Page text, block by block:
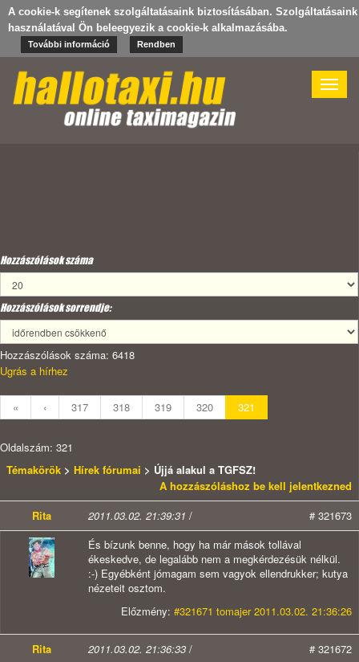
A cookie-k segítenek szolgáltatásaink biztosításában. Szolgáltatásaink
használatával Ön beleegyezik a cookie-k alkalmazásába.
További információ Rendben
Toggle
Hozzászólások száma
Hozzászólások sorrendje:
Hozzászólások száma: 6418
Ugrás a hírhez
« ‹ 317 318 319 320 321
Oldalszám: 321
Témakörök > Hírek fórumai > Újjá alakul a TGFSZ!
A hozzászóláshoz be kell jelentkezned
Rita
2011.03.02. 21:39:31 /
# 321673
És bízunk benne, hogy ha már mások tollával
ékeskedve, de legalább nem a megkérdezésük nélkül.
:-) Egyébként jómagam sem vagyok ellendrukker; kutya
nézeteit osztom.
Előzmény: #321671 tomajer 2011.03.02. 21:36:26
Rita 2011.03.02. 21:36:33 /
# 321672